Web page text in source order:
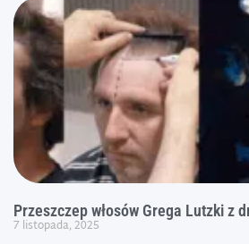
Przeszczep włosów Grega Lutzki z
7 listopada, 2025